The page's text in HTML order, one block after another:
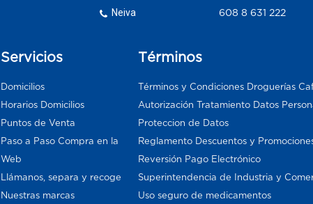
Neiva
608 8 631 222
Servicios
Domicilios
Horarios Domicilios
Puntos de Venta
Paso a Paso Compra en la
Web
Llámanos, separa y recoge
Nuestras marcas
Términos
Términos y Condiciones Droguerías
Autorización Tratamiento Datos
Proteccion de Datos
Reglamento Descuentos y
Reversión Pago Electrónico
Superintendencia de Industria y
Uso seguro de medicamentos